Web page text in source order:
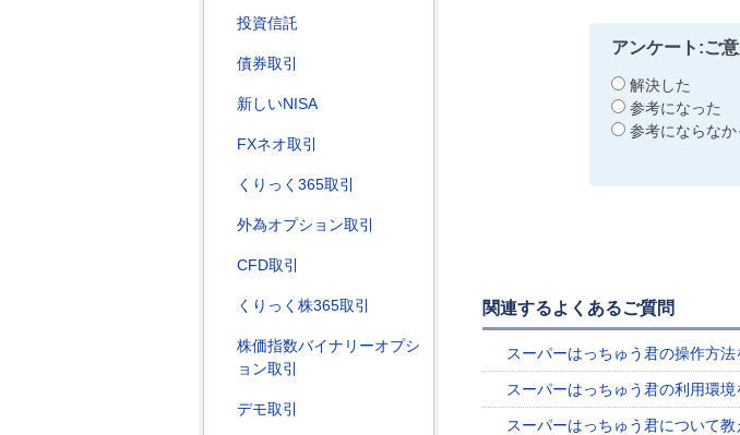
投資信託
債券取引
新しいNISA
FXネオ取引
くりっく365取引
外為オプション取引
CFD取引
くりっく株365取引
株価指数バイナリーオプシ
ョン取引
デモ取引
アンケート:ご
解決した
参考になった
参考にならなか
関連するよくあるご質問
スーパーはっちゅう君の操作方法
スーパーはっちゅう君の利用環境
スーパーはっちゅう君について教